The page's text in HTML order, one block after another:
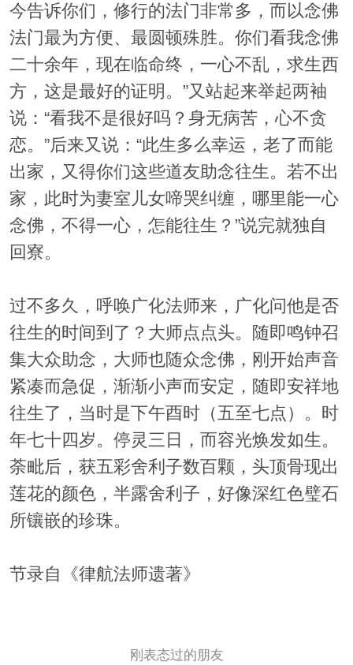
今告诉你们，修行的法门非常多，而以念佛
法门最为方便、最圆顿殊胜。你们看我念佛
二十余年，现在临命终，一心不乱，求生西
方，这是最好的证明。”又站起来举起两袖
说：“看我不是很好吗？身无病苦，心不贪
恋。”后来又说：“此生多么幸运，老了而能
出家，又得你们这些道友助念往生。若不出
家，此时为妻室儿女啼哭纠缠，哪里能一心
念佛，不得一心，怎能往生？”说完就独自
回寮。
过不多久，呼唤广化法师来，广化问他是否
往生的时间到了？大师点点头。随即鸣钟召
集大众助念，大师也随众念佛，刚开始声音
紧凑而急促，渐渐小声而安定，随即安祥地
往生了，当时是下午酉时（五至七点）。时
年七十四岁。停灵三日，而容光焕发如生。
荼毗后，获五彩舍利子数百颗，头顶骨现出
莲花的颜色，半露舍利子，好像深红色璧石
所镶嵌的珍珠。
节录自《律航法师遗著》
刚表态过的朋友